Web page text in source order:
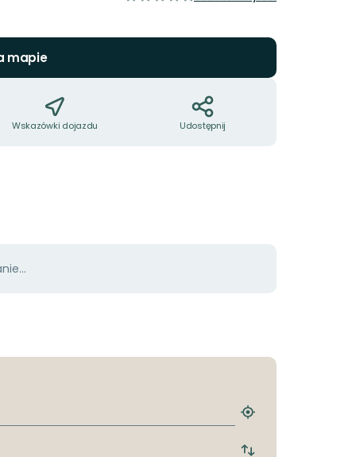
mapie
Wskazówki dojazdu Udostępnij
Znajdź
przystanek